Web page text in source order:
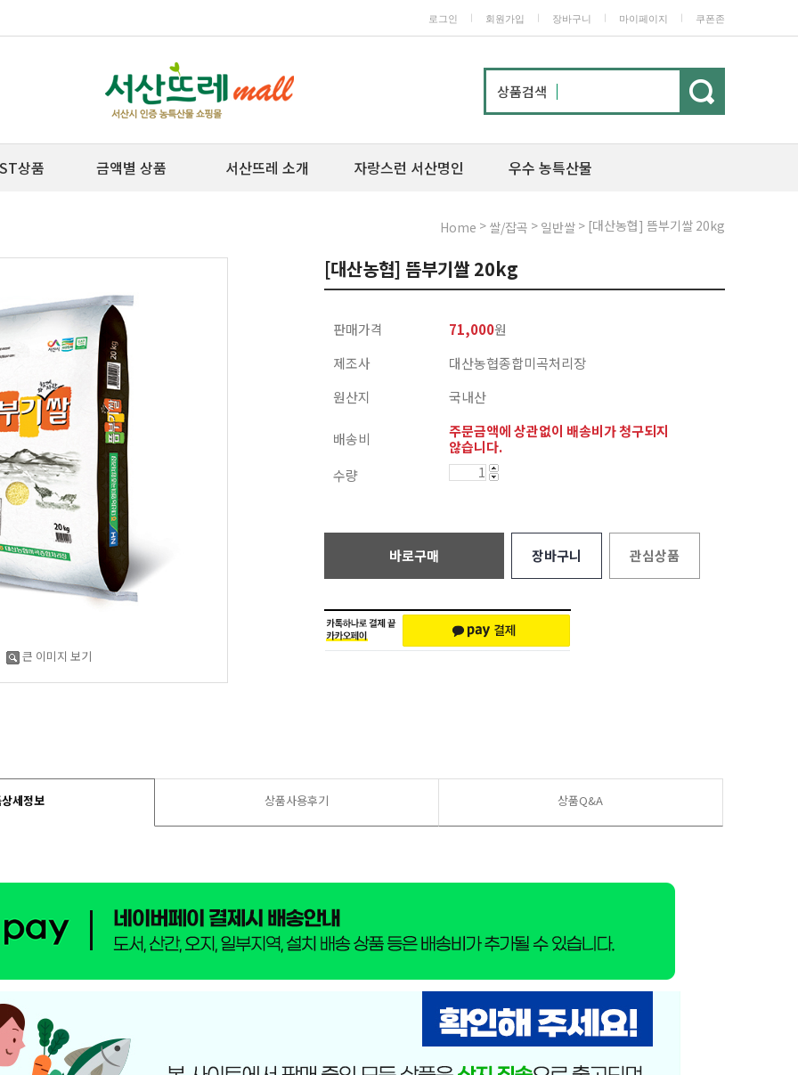
로그인 회원가입 장바구니 마이페이지 쿠폰존
상품검색
상품 금액별 상품 서산뜨레 소개 자랑스런 서산명인 우수 농특산물
Home > 쌀/잡곡 > 일반쌀 > [대산농협] 뜸부기쌀 20kg
큰 이미지 보기
[대산농협] 뜸부기쌀 20kg
판매가격 71,000원
제조사
대산농협종합미곡처리장
원산지
국내산
배송비
주문금액에 상관없이 배송비가 청구되지
않습니다.
수량
바로구매 장바구니 관심상품
세정보 상품사용후기 상품Q&A